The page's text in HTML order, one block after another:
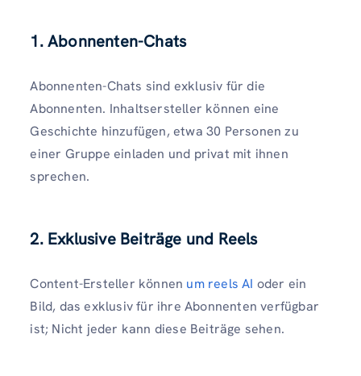
1. Abonnenten-Chats
Abonnenten-Chats sind exklusiv für die
Abonnenten. Inhaltsersteller können eine
Geschichte hinzufügen, etwa 30 Personen zu
einer Gruppe einladen und privat mit ihnen
sprechen.
2. Exklusive Beiträge und Reels
Content-Ersteller können um reels AI oder ein
Bild, das exklusiv für ihre Abonnenten verfügbar
ist; Nicht jeder kann diese Beiträge sehen.